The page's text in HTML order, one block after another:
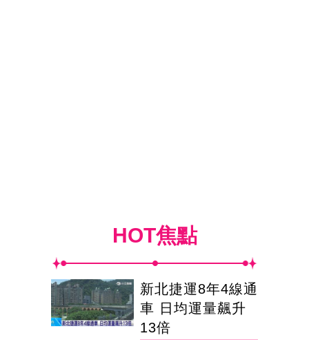
HOT焦點
新北捷運8年4線通
車 日均運量飆升
13倍